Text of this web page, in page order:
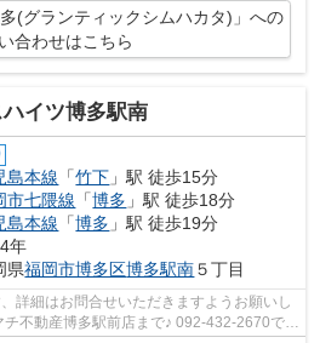
(グランティックシムハカタ)」への
合わせはこちら
イツ博多駅南
島本線 「竹下 」駅 徒歩15分
市七隈線 「博多 」駅 徒歩18分
島本線 「博多 」駅 徒歩19分
年
県福岡市博多区博多駅南５丁目
詳細はお問合せいただきますようお願いし
不動産博多駅前店まで♪ 092-432-2670で